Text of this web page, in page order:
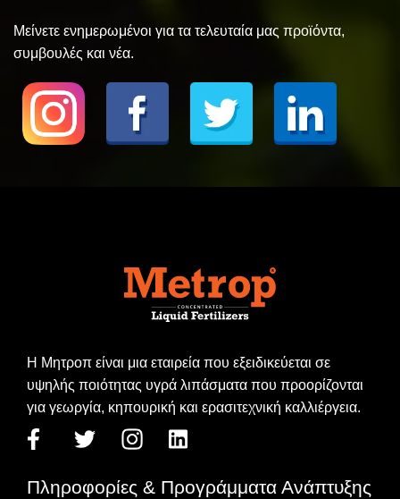
Μείνετε ενημερωμένοι για τα τελευταία μας προϊόντα,
συμβουλές και νέα.
Η Μητροπ είναι μια εταιρεία που εξειδικεύεται σε
υψηλής ποιότητας υγρά λιπάσματα που προορίζονται
για γεωργία, κηπουρική και ερασιτεχνική καλλιέργεια.
Πληροφορίες & Προγράμματα Ανάπτυξης